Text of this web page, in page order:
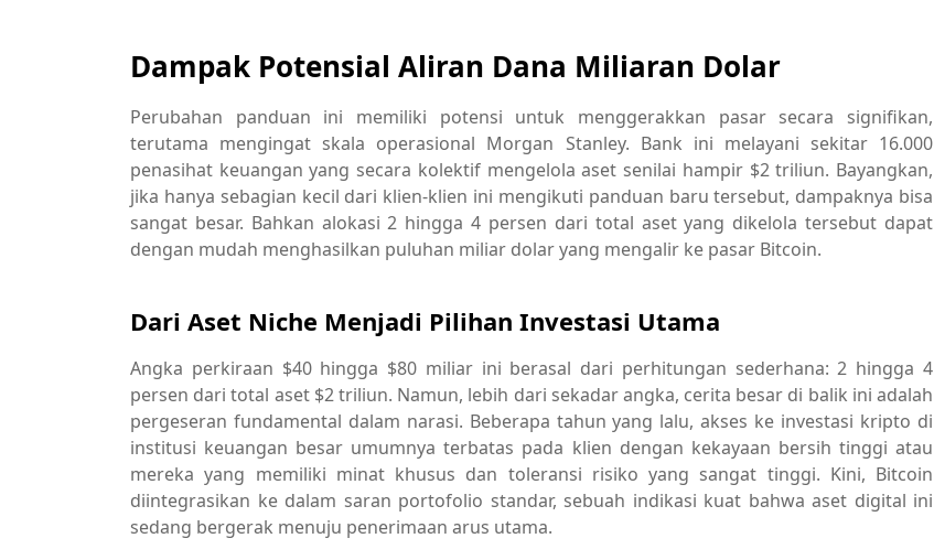
Dampak Potensial Aliran Dana Miliaran Dolar
Perubahan panduan ini memiliki potensi untuk menggerakkan pasar secara signifikan,
terutama mengingat skala operasional Morgan Stanley. Bank ini melayani sekitar 16.000
penasihat keuangan yang secara kolektif mengelola aset senilai hampir $2 triliun. Bayangkan,
jika hanya sebagian kecil dari klien-klien ini mengikuti panduan baru tersebut, dampaknya bisa
sangat besar. Bahkan alokasi 2 hingga 4 persen dari total aset yang dikelola tersebut dapat
dengan mudah menghasilkan puluhan miliar dolar yang mengalir ke pasar Bitcoin.
Dari Aset Niche Menjadi Pilihan Investasi Utama
Angka perkiraan $40 hingga $80 miliar ini berasal dari perhitungan sederhana: 2 hingga 4
persen dari total aset $2 triliun. Namun, lebih dari sekadar angka, cerita besar di balik ini adalah
pergeseran fundamental dalam narasi. Beberapa tahun yang lalu, akses ke investasi kripto di
institusi keuangan besar umumnya terbatas pada klien dengan kekayaan bersih tinggi atau
mereka yang memiliki minat khusus dan toleransi risiko yang sangat tinggi. Kini, Bitcoin
diintegrasikan ke dalam saran portofolio standar, sebuah indikasi kuat bahwa aset digital ini
sedang bergerak menuju penerimaan arus utama.